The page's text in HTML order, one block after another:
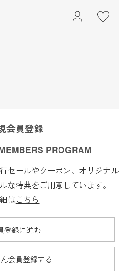
会員登録
PROGRAM
セールやクーポン、オリジナル
な特典をご用意しています。
はこちら
登録に進む
会員登録する